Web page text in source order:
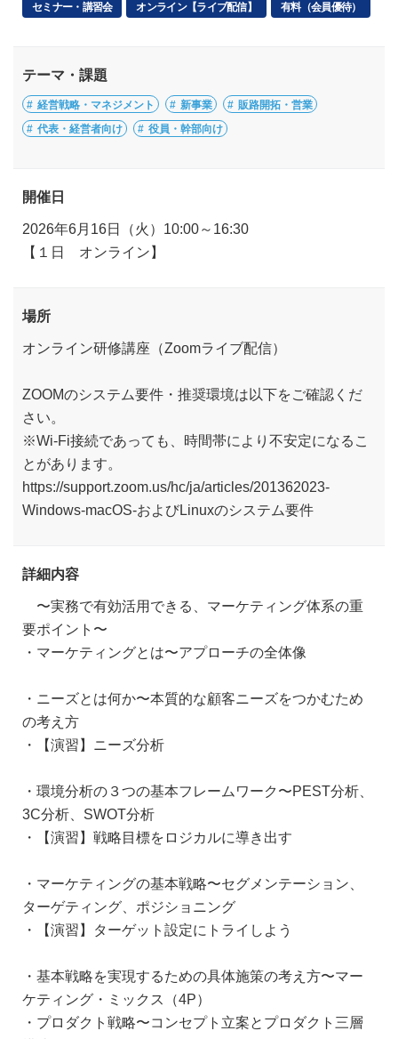
セミナー・講習会 オンライン【ライブ配信】 有料（会員優待）
テーマ・課題
経営戦略・マネジメント 新事業 販路開拓・営業
代表・経営者向け 役員・幹部向け
開催日
2026年6月16日（火）10:00～16:30
【１日 オンライン】
場所
オンライン研修講座（Zoomライブ配信）
ZOOMのシステム要件・推奨環境は以下をご確認くだ
さい。
※Wi-Fi接続であっても、時間帯により不安定になるこ
とがあります。
https://support.zoom.us/hc/ja/articles/201362023-
Windows-macOS-およびLinuxのシステム要件
詳細内容
〜実務で有効活用できる、マーケティング体系の重
要ポイント〜
・マーケティングとは〜アプローチの全体像
・ニーズとは何か〜本質的な顧客ニーズをつかむため
の考え方
・【演習】ニーズ分析
・環境分析の３つの基本フレームワーク〜PEST分析、
3C分析、SWOT分析
・【演習】戦略目標をロジカルに導き出す
・マーケティングの基本戦略〜セグメンテーション、
ターゲティング、ポジショニング
・【演習】ターゲット設定にトライしよう
・基本戦略を実現するための具体施策の考え方〜マー
ケティング・ミックス（4P）
・プロダクト戦略〜コンセプト立案とプロダクト三層